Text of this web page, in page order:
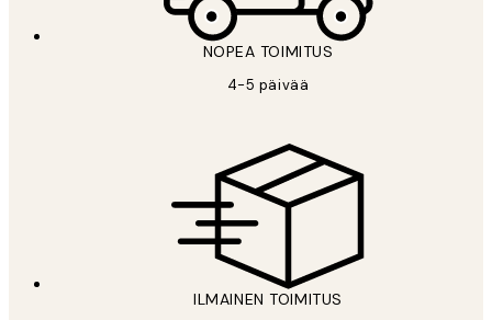
NOPEA TOIMITUS
4-5 päivää
ILMAINEN TOIMITUS